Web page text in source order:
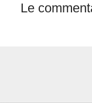
Le